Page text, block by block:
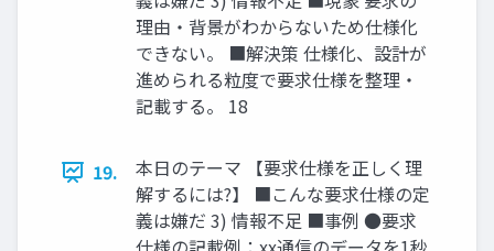
理由・背景がわからないため仕様化
できない。 ■解決策 仕様化、設計が
進められる粒度で要求仕様を整理・
記載する。 18
19.
本日のテーマ 【要求仕様を正しく理
解するには?】 ■こんな要求仕様の定
義は嫌だ 3) 情報不足 ■事例 ●要求